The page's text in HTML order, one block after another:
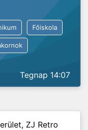
Főiskola
Tegnap 14:07
ZJ Retro